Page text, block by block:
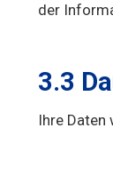
der
3.3
Ihre